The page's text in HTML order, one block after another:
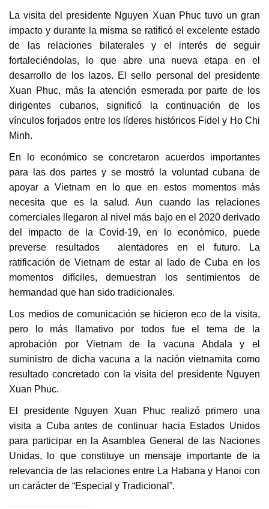
La visita del presidente Nguyen Xuan Phuc tuvo un gran
impacto y durante la misma se ratificó el excelente estado
de las relaciones bilaterales y el interés de seguir
fortaleciéndolas, lo que abre una nueva etapa en el
desarrollo de los lazos. El sello personal del presidente
Xuan Phuc, más la atención esmerada por parte de los
dirigentes cubanos, significó la continuación de los
vínculos forjados entre los líderes históricos Fidel y Ho Chi
Minh.
En lo económico se concretaron acuerdos importantes
para las dos partes y se mostró la voluntad cubana de
apoyar a Vietnam en lo que en estos momentos más
necesita que es la salud. Aun cuando las relaciones
comerciales llegaron al nivel más bajo en el 2020 derivado
del impacto de la Covid-19, en lo económico, puede
preverse resultados alentadores en el futuro. La
ratificación de Vietnam de estar al lado de Cuba en los
momentos difíciles, demuestran los sentimientos de
hermandad que han sido tradicionales.
Los medios de comunicación se hicieron eco de la visita,
pero lo más llamativo por todos fue el tema de la
aprobación por Vietnam de la vacuna Abdala y el
suministro de dicha vacuna a la nación vietnamita como
resultado concretado con la visita del presidente Nguyen
Xuan Phuc.
El presidente Nguyen Xuan Phuc realizó primero una
visita a Cuba antes de continuar hacia Estados Unidos
para participar en la Asamblea General de las Naciones
Unidas, lo que constituye un mensaje importante de la
relevancia de las relaciones entre La Habana y Hanoi con
un carácter de “Especial y Tradicional”.